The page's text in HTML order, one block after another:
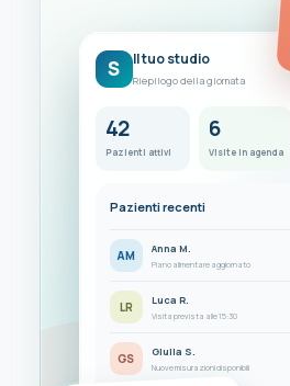
S Il tuo studio
Riepilogo della giornata
42
Pazienti attivi
6
Visite in agenda
Pazienti recenti
AM Anna M.
Piano alimentare aggiornato
LR Luca R.
Visita prevista alle 15:30
GS Giulia S.
Nuove misurazioni disponibili